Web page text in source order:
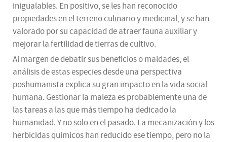
inigualables. En positivo, se les han reconocido
propiedades en el terreno culinario y medicinal, y se han
valorado por su capacidad de atraer fauna auxiliar y
mejorar la fertilidad de tierras de cultivo.
Al margen de debatir sus beneficios o maldades, el
análisis de estas especies desde una perspectiva
poshumanista explica su gran impacto en la vida social
humana. Gestionar la maleza es probablemente una de
las tareas a las que más tiempo ha dedicado la
humanidad. Y no solo en el pasado. La mecanización y los
herbicidas químicos han reducido ese tiempo, pero no la